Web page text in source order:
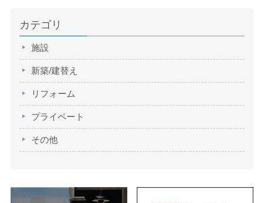
カテゴリ
施設
新築/建替え
リフォーム
プライベート
その他